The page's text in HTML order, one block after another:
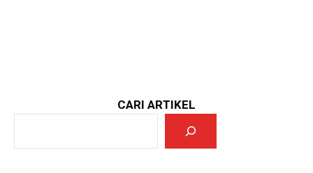
CARI ARTIKEL